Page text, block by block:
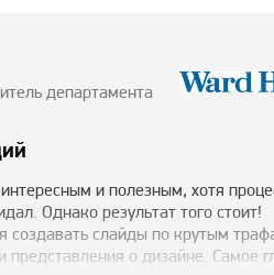
департамента
и полезным, хотя
Однако результат того стоит!
создавать слайды по крутым
представления о дизайне. Самое